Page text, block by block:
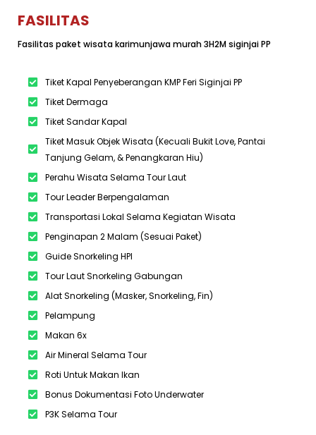
FASILITAS
Fasilitas paket wisata karimunjawa murah 3H2M siginjai PP
Tiket Kapal Penyeberangan KMP Feri Siginjai PP
Tiket Dermaga
Tiket Sandar Kapal
Tiket Masuk Objek Wisata (Kecuali Bukit Love, Pantai
Tanjung Gelam, & Penangkaran Hiu)
Perahu Wisata Selama Tour Laut
Tour Leader Berpengalaman
Transportasi Lokal Selama Kegiatan Wisata
Penginapan 2 Malam (Sesuai Paket)
Guide Snorkeling HPI
Tour Laut Snorkeling Gabungan
Alat Snorkeling (Masker, Snorkeling, Fin)
Pelampung
Makan 6x
Air Mineral Selama Tour
Roti Untuk Makan Ikan
Bonus Dokumentasi Foto Underwater
P3K Selama Tour